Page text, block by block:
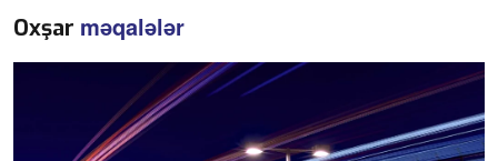
Oxşar məqalələr